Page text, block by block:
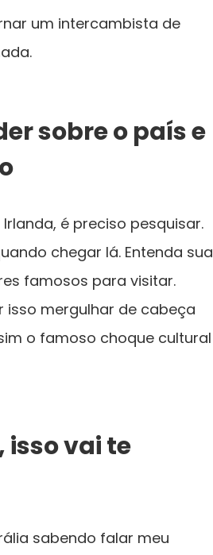
um intercambista de
sobre o país e
é preciso pesquisar.
chegar lá. Entenda sua
famosos para visitar.
isso mergulhar de cabeça
o famoso choque cultural
isso vai te
sabendo falar meu